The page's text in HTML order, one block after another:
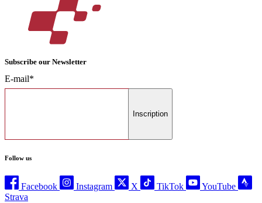
Subscribe our Newsletter
E-mail*
Inscription
Follow us
Facebook Instagram X TikTok
YouTube
Strava